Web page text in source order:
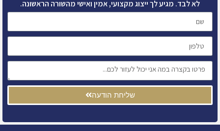
לא לבד. מגיע לך ייצוג מקצועי, אמין ואישי מהשורה הראשונה.
שליחת הודעה